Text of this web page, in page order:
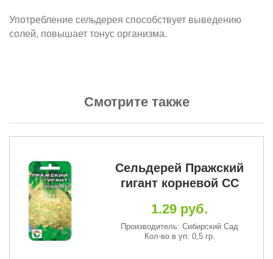
Употребление сельдерея способствует выведению
солей, повышает тонус организма.
Смотрите также
Сельдерей Пражский
гигант корневой СС
1.29 руб.
Производитель: Сибирский Сад
Кол-во в уп: 0,5 гр.